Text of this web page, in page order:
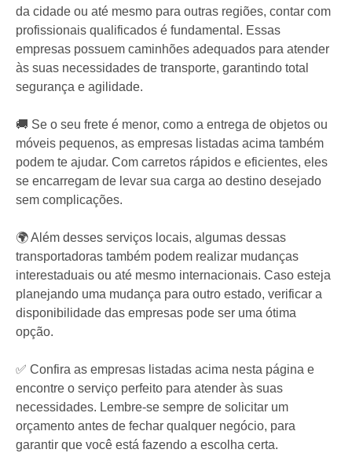
da cidade ou até mesmo para outras regiões, contar com
profissionais qualificados é fundamental. Essas
empresas possuem caminhões adequados para atender
às suas necessidades de transporte, garantindo total
segurança e agilidade.
🚚 Se o seu frete é menor, como a entrega de objetos ou
móveis pequenos, as empresas listadas acima também
podem te ajudar. Com carretos rápidos e eficientes, eles
se encarregam de levar sua carga ao destino desejado
sem complicações.
🌍 Além desses serviços locais, algumas dessas
transportadoras também podem realizar mudanças
interestaduais ou até mesmo internacionais. Caso esteja
planejando uma mudança para outro estado, verificar a
disponibilidade das empresas pode ser uma ótima
opção.
✅ Confira as empresas listadas acima nesta página e
encontre o serviço perfeito para atender às suas
necessidades. Lembre-se sempre de solicitar um
orçamento antes de fechar qualquer negócio, para
garantir que você está fazendo a escolha certa.